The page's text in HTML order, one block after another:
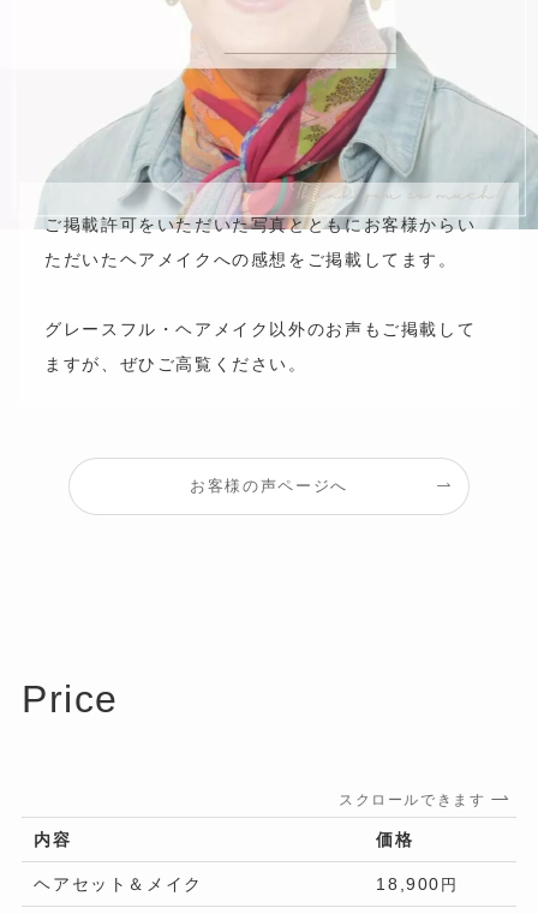
ご掲載許可をいただいた写真とともにお客様からい
ただいたヘアメイクへの感想をご掲載してます。
グレースフル・ヘアメイク以外のお声もご掲載して
ますが、ぜひご高覧ください。
お客様の声ページへ
Price
スクロールできます
内容 価格
ヘアセット＆メイク 18,900 円